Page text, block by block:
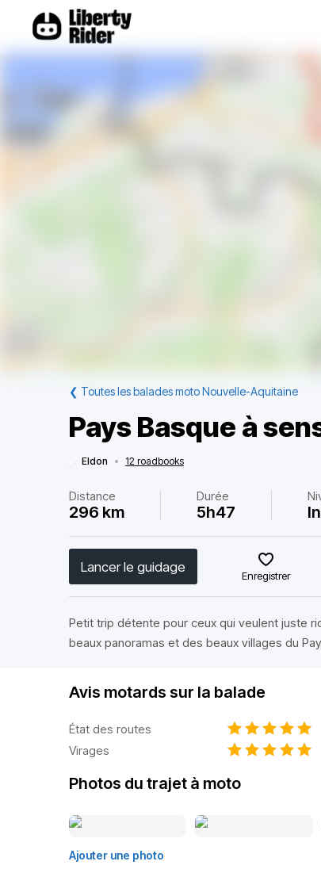
❮ Toutes les balades moto Nouvelle-Aquitaine
Pays Basque à
Eldon • 12 roadbooks
Distance
296 km
Durée
5h47
Lancer le guidage
Enregistrer
Petit trip détente pour ceux qui veulent juste
beaux panoramas et des beaux villages du
Avis motards sur la balade
État des routes
Virages
Photos du trajet à moto
Ajouter une photo